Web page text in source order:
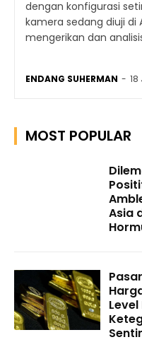
dengan konfigurasi
kamera sedang diuji di
mengerikan dan
ENDANG SUHERMAN - 18
MOST POPULAR
Asia